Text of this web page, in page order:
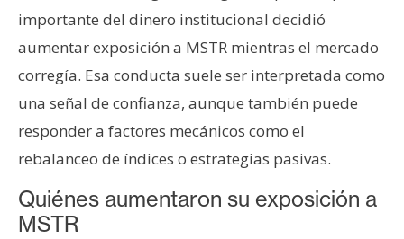
i
a
d
importante del dinero institucional decidió
aumentar exposición a MSTR mientras el mercado
corregía. Esa conducta suele ser interpretada como
una señal de confianza, aunque también puede
responder a factores mecánicos como el
rebalanceo de índices o estrategias pasivas.
Quiénes aumentaron su exposición a
MSTR